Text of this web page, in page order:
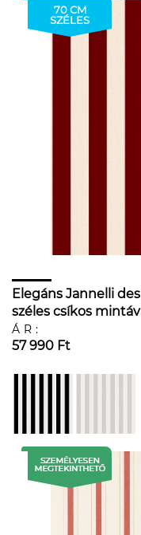
70 CM
SZÉLES
Elegáns Jannelli
széles csíkos
ÁR:
57 990 Ft